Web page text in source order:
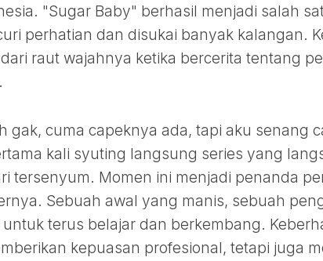
"Sugar Baby" berhasil menjadi salah
perhatian dan disukai banyak kalangan.
raut wajahnya ketika bercerita tentang
gak, cuma capeknya ada, tapi aku senang
kali syuting langsung series yang
tersenyum. Momen ini menjadi penanda
Sebuah awal yang manis, sebuah
terus belajar dan berkembang.
kepuasan profesional, tetapi juga